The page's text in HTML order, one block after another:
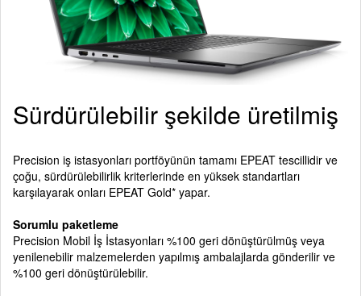
Sürdürülebilir şekilde üretilmiş
Precision iş istasyonları portföyünün tamamı EPEAT tescillidir ve
çoğu, sürdürülebilirlik kriterlerinde en yüksek standartları
karşılayarak onları EPEAT Gold* yapar.
Sorumlu paketleme
Precision Mobil İş İstasyonları %100 geri dönüştürülmüş veya
yenilenebilir malzemelerden yapılmış ambalajlarda gönderilir ve
%100 geri dönüştürülebilir.